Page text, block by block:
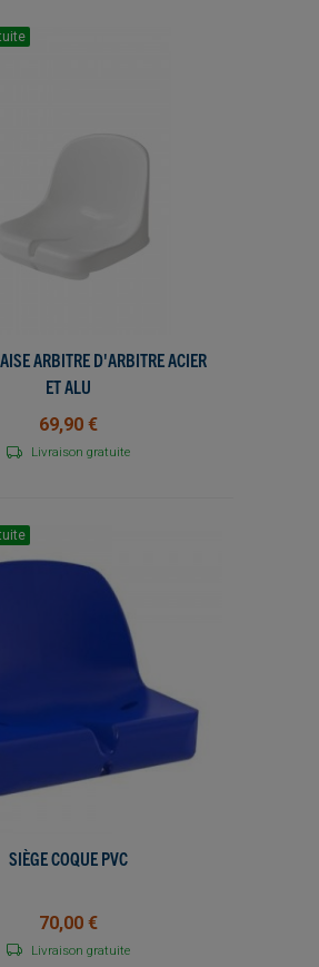
AJOUTER AU PANIER
ARBITRE D'ARBITRE ACIER
ET ALU
69,90 €
Livraison gratuite
AJOUTER AU PANIER
SIÈGE COQUE PVC
70,00 €
Livraison gratuite